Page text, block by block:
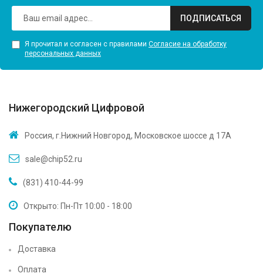
ПОДПИСАТЬСЯ
Я прочитал и согласен с правилами Согласие на обработку
персональных данных
Нижегородский Цифровой
Россия, г.Нижний Новгород, Московское шоссе д 17А
sale@chip52.ru
(831) 410-44-99
Открыто: Пн-Пт 10:00 - 18:00
Покупателю
Доставка
Оплата